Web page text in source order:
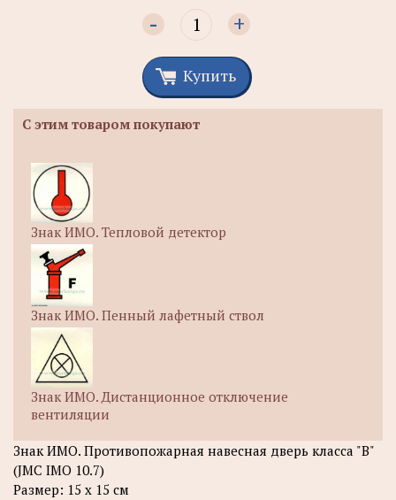
- +
Купить
С этим товаром покупают
Знак ИМО. Тепловой детектор
Знак ИМО. Пенный лафетный ствол
Знак ИМО. Дистанционное отключение
вентиляции
Знак ИМО. Противопожарная навесная дверь класса "В"
(JMC IMO 10.7)
Размер: 15 х 15 см